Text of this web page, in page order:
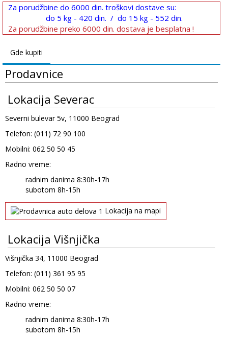
Za porudžbine do 6000 din. troškovi dostave su:
do 5 kg - 420 din. / do 15 kg - 552 din.
Za porudžbine preko 6000 din. dostava je besplatna !
Gde kupiti
Prodavnice
Lokacija Severac
Severni bulevar 5v, 11000 Beograd
Telefon: (011) 72 90 100
Mobilni: 062 50 50 45
Radno vreme:
radnim danima 8:30h-17h
subotom 8h-15h
Lokacija na mapi
Lokacija Višnjička
Višnjička 34, 11000 Beograd
Telefon: (011) 361 95 95
Mobilni: 062 50 50 07
Radno vreme:
radnim danima 8:30h-17h
subotom 8h-15h